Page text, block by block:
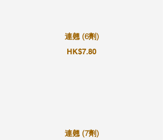
連翹 (6劑)
HK$7.80
連翹 (7劑)